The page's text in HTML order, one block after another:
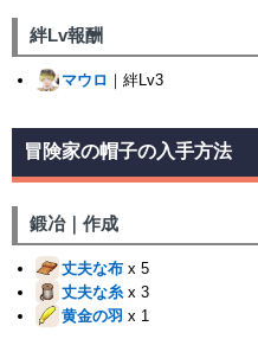
絆Lv報酬
マウロ ｜絆Lv3
冒険家の帽子の入手方法
鍛冶｜作成
丈夫な布 x 5
丈夫な糸x 3
黄金の羽 x 1